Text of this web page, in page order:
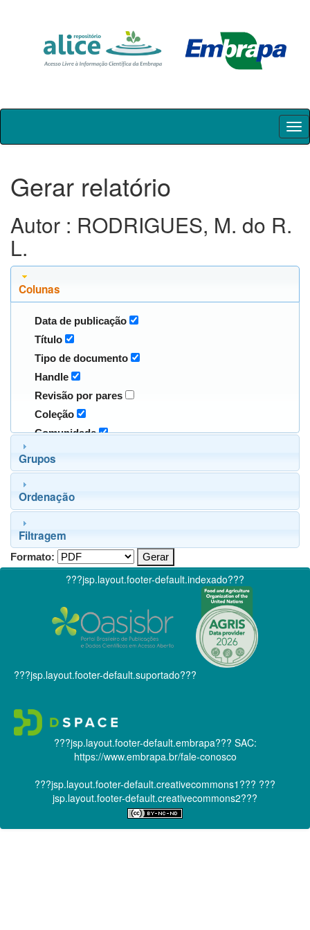
Skip
Gerar relatório
Autor : RODRIGUES, M. do R.
L.
Colunas
Data de publicação
Título
Tipo de documento
Handle
Revisão por pares
Coleção
Comunidade
Grupos
Ordenação
Filtragem
Formato:
???jsp.layout.footer-default.indexado???
???jsp.layout.footer-default.suportado???
???jsp.layout.footer-default.embrapa??? SAC:
https://www.embrapa.br/fale-conosco
???jsp.layout.footer-default.creativecommons1??? ???
jsp.layout.footer-default.creativecommons2???